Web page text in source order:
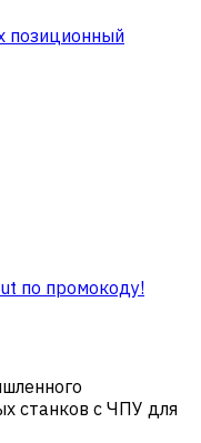
позиционный
по промокоду!
станков с ЧПУ для